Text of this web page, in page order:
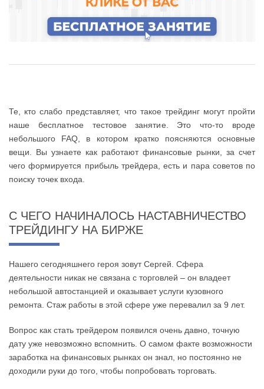
Те, кто слабо представляет, что такое трейдинг могут пройти
наше бесплатное тестовое занятие. Это что-то вроде
небольшого FAQ, в котором кратко поясняются основные
вещи. Вы узнаете как работают финансовые рынки, за счет
чего формируется прибыль трейдера, есть и пара советов по
поиску точек входа.
С ЧЕГО НАЧИНАЛОСЬ НАСТАВНИЧЕСТВО
ТРЕЙДИНГУ НА БИРЖЕ
Нашего сегодняшнего героя зовут Сергей. Сфера
деятельности никак не связана с торговлей – он владеет
небольшой автостанцией и оказывает услуги кузовного
ремонта. Стаж работы в этой сфере уже перевалил за 9 лет.
Вопрос как стать трейдером появился очень давно, точную
дату уже невозможно вспомнить. О самом факте возможности
заработка на финансовых рынках он знал, но постоянно не
доходили руки до того, чтобы попробовать торговать.